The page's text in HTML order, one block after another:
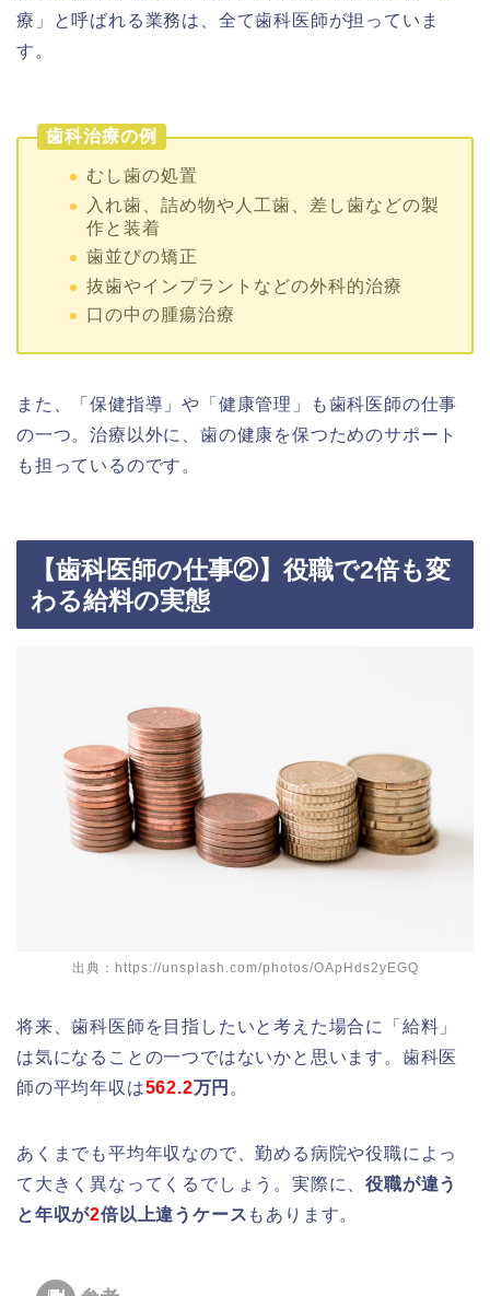
療」と呼ばれる業務は、全て歯科医師が担っていま
す。
歯科治療の例
むし歯の処置
入れ歯、詰め物や人工歯、差し歯などの製
作と装着
歯並びの矯正
抜歯やインプラントなどの外科的治療
口の中の腫瘍治療
また、「保健指導」や「健康管理」も歯科医師の仕事
の一つ。治療以外に、歯の健康を保つためのサポート
も担っているのです。
【歯科医師の仕事②】役職で2倍も変
わる給料の実態
出典：https://unsplash.com/photos/OApHds2yEGQ
将来、歯科医師を目指したいと考えた場合に「給料」
は気になることの一つではないかと思います。歯科医
師の平均年収は562.2万円 。
あくまでも平均年収なので、勤める病院や役職によっ
て大きく異なってくるでしょう。実際に、役職が違う
と年収が2倍以上違うケース もあります。